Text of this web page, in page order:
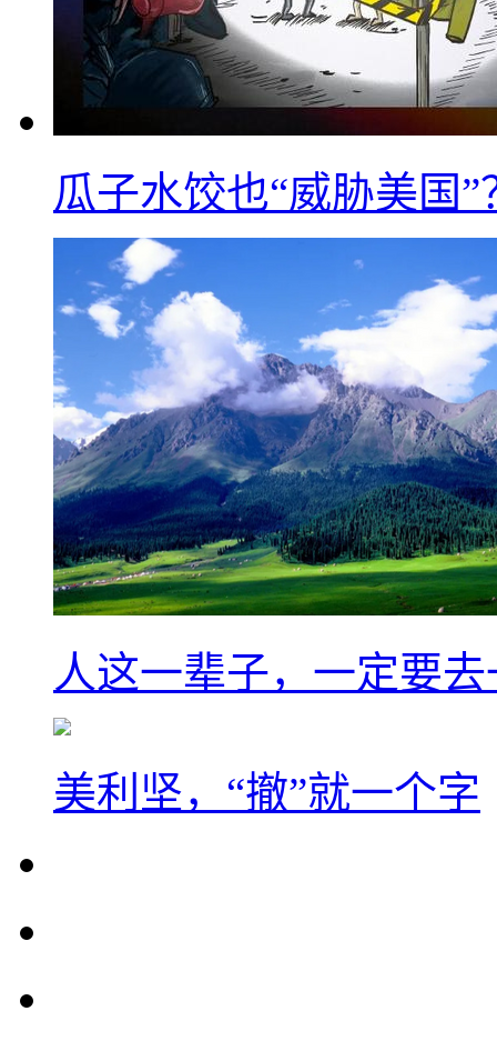
瓜子水饺也“威胁美国”
人这一辈子，一定要
美利坚，“撤”就一个字